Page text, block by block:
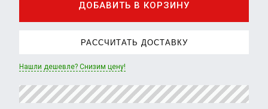
ДОБАВИТЬ В КОРЗИНУ
РАССЧИТАТЬ ДОСТАВКУ
Нашли дешевле? Снизим цену!